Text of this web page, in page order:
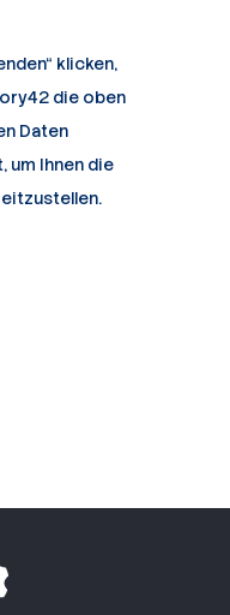
klicken,
die oben
Daten
um Ihnen die